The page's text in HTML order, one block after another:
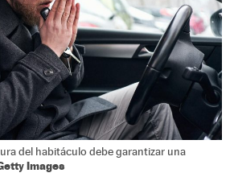
del habitáculo debe garantizar una
Images